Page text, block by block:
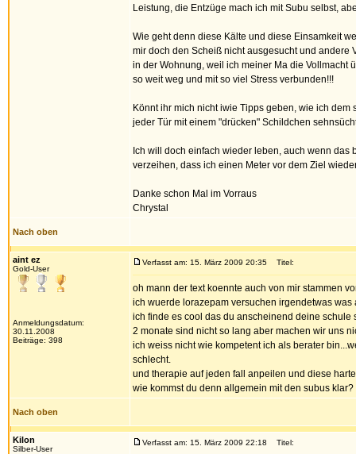
Leistung, die Entzüge mach ich mit Subu selbst,
Wie geht denn diese Kälte und diese Einsamkeit
mir doch den Scheiß nicht ausgesucht und andere
in der Wohnung, weil ich meiner Ma die Vollmacht
so weit weg und mit so viel Stress verbunden!!!
Könnt ihr mich nicht iwie Tipps geben, wie ich
jeder Tür mit einem "drücken" Schildchen
Ich will doch einfach wieder leben, auch wenn
verzeihen, dass ich einen Meter vor dem Ziel
Danke schon Mal im Vorraus
Chrystal
Nach oben
aint ez
Gold-User
Anmeldungsdatum:
30.11.2008
Beiträge: 398
Verfasst am: 15. März 2009 20:35 Titel:
oh mann der text koennte auch von mir stammen
ich wuerde lorazepam versuchen irgendetwas
ich finde es cool das du anscheinend deine schule
2 monate sind nicht so lang aber machen wir uns
ich weiss nicht wie kompetent ich als berater
schlecht.
und therapie auf jeden fall anpeilen und diese
wie kommst du denn allgemein mit den subus klar?
Nach oben
Kilon
Silber-User
Verfasst am: 15. März 2009 22:18 Titel: